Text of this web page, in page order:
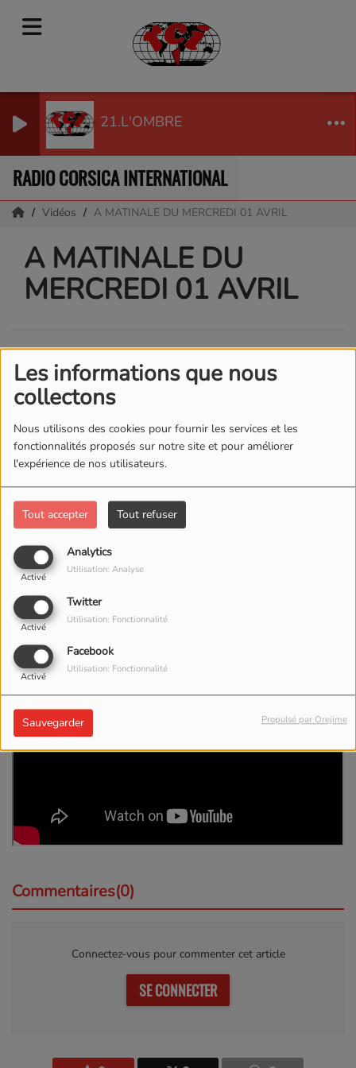
Les informations que nous
collectons
Nous utilisons des cookies pour fournir les services et les
fonctionnalités proposés sur notre site et pour améliorer
l'expérience de nos utilisateurs.
Tout accepter Tout refuser
Analytics
Activé
Utilisation: Analyse
Twitter
Activé
Utilisation: Fonctionnalité
Facebook
Activé
Utilisation: Fonctionnalité
Sauvegarder Propulsé par Orejime
21.L'OMBRE
RADIO CORSICA INTERNATIONAL
Vidéos A MATINALE DU MERCREDI 01 AVRIL
A MATINALE DU
MERCREDI 01 AVRIL
01 AVRIL 2026
Commentaires(0)
Connectez-vous pour commenter cet article
SE CONNECTER